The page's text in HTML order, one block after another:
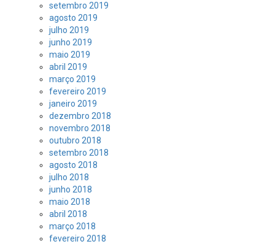
setembro 2019
agosto 2019
julho 2019
junho 2019
maio 2019
abril 2019
março 2019
fevereiro 2019
janeiro 2019
dezembro 2018
novembro 2018
outubro 2018
setembro 2018
agosto 2018
julho 2018
junho 2018
maio 2018
abril 2018
março 2018
fevereiro 2018